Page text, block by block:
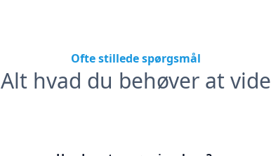
Ofte stillede spørgsmål
Alt hvad du behøver at vide